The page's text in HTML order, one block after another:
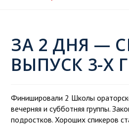
ЗА 2 ДНЯ —
ВЫПУСК 3-Х
Финишировали 2 Школы
вечерняя и субботняя группы.
подростков. Хороших спикеров